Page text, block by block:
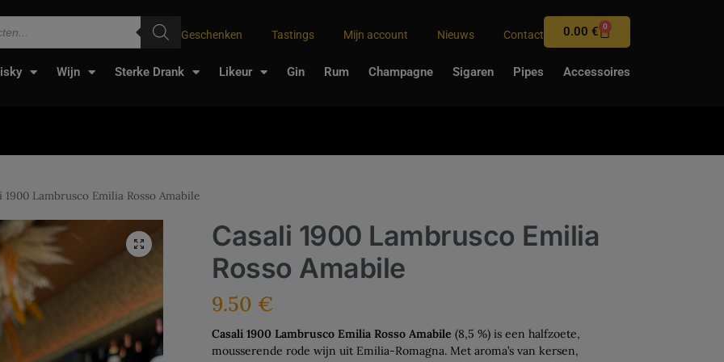
Geschenken Tastings Mijn account Nieuws Contact 0.00€ 0
Wijn Sterke Drank Likeur Gin Rum Champagne Sigaren Pipes Accessoires
1900 Lambrusco Emilia Rosso Amabile
Casali 1900 Lambrusco Emilia
Rosso Amabile
9.50 €
Casali 1900 Lambrusco Emilia Rosso Amabile (8,5 %) is een halfzoete,
mousserende rode wijn uit Emilia-Romagna. Met aroma’s van kersen,